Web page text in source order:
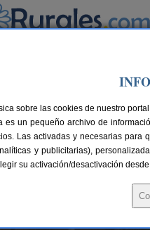
cerca de
sobre las cookies de nuestro
es un pequeño archivo de
Las activadas y necesarias
y publicitarias),
su activación/desactivación